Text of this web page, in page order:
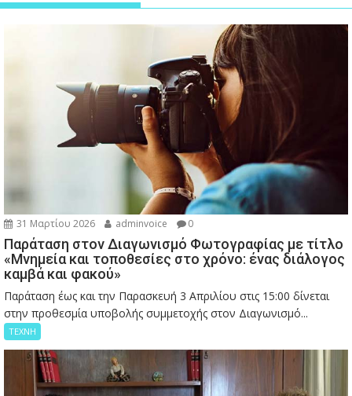
31 Μαρτίου 2026 adminvoice 0
Παράταση στον Διαγωνισμό Φωτογραφίας με τίτλο
«Μνημεία και τοποθεσίες στο χρόνο: ένας διάλογος
καμβά και φακού»
Παράταση έως και την Παρασκευή 3 Απριλίου στις 15:00 δίνεται
στην προθεσμία υποβολής συμμετοχής στον Διαγωνισμό...
ΤΕΧΝΗ